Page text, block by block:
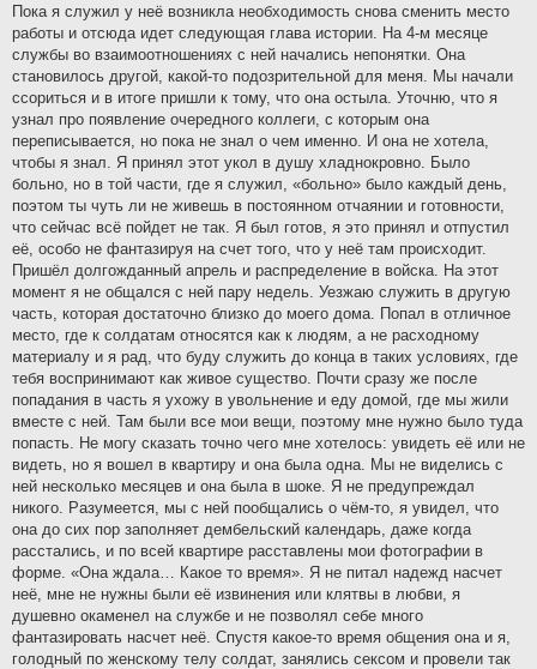
Пока я служил у неё возникла необходимость снова сменить место
работы и отсюда идет следующая глава истории. На 4-м месяце
службы во взаимоотношениях с ней начались непонятки. Она
становилось другой, какой-то подозрительной для меня. Мы начали
ссориться и в итоге пришли к тому, что она остыла. Уточню, что я
узнал про появление очередного коллеги, с которым она
переписывается, но пока не знал о чем именно. И она не хотела,
чтобы я знал. Я принял этот укол в душу хладнокровно. Было
больно, но в той части, где я служил, «больно» было каждый день,
поэтом ты чуть ли не живешь в постоянном отчаянии и готовности,
что сейчас всё пойдет не так. Я был готов, я это принял и отпустил
её, особо не фантазируя на счет того, что у неё там происходит.
Пришёл долгожданный апрель и распределение в войска. На этот
момент я не общался с ней пару недель. Уезжаю служить в другую
часть, которая достаточно близко до моего дома. Попал в отличное
место, где к солдатам относятся как к людям, а не расходному
материалу и я рад, что буду служить до конца в таких условиях, где
тебя воспринимают как живое существо. Почти сразу же после
попадания в часть я ухожу в увольнение и еду домой, где мы жили
вместе с ней. Там были все мои вещи, поэтому мне нужно было туда
попасть. Не могу сказать точно чего мне хотелось: увидеть её или не
видеть, но я вошел в квартиру и она была одна. Мы не виделись с
ней несколько месяцев и она была в шоке. Я не предупреждал
никого. Разумеется, мы с ней пообщались о чём-то, я увидел, что
она до сих пор заполняет дембельский календарь, даже когда
расстались, и по всей квартире расставлены мои фотографии в
форме. «Она ждала… Какое то время». Я не питал надежд насчет
неё, мне не нужны были её извинения или клятвы в любви, я
душевно окаменел на службе и не позволял себе много
фантазировать насчет неё. Спустя какое-то время общения она и я,
голодный по женскому телу солдат, занялись сексом и провели так